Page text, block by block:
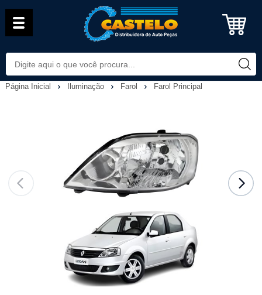
Página Inicial Iluminação Farol Farol Principal